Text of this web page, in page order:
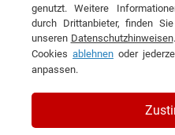
KONTAKT
Fahrrad-
genutzt. Weitere
durch Drittanbieter, finden
unseren Datenschutzhinweisen
Cookies ablehnen oder
anpassen.